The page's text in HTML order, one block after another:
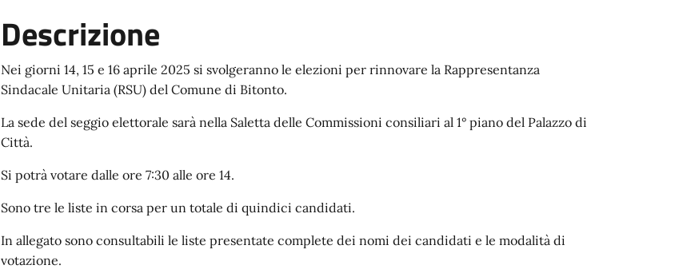
Descrizione
Nei giorni 14, 15 e 16 aprile 2025 si svolgeranno le elezioni per rinnovare la Rappresentanza
Sindacale Unitaria (RSU) del Comune di Bitonto.
La sede del seggio elettorale sarà nella Saletta delle Commissioni consiliari al 1° piano del Palazzo di
Città.
Si potrà votare dalle ore 7:30 alle ore 14.
Sono tre le liste in corsa per un totale di quindici candidati.
In allegato sono consultabili le liste presentate complete dei nomi dei candidati e le modalità di
votazione.